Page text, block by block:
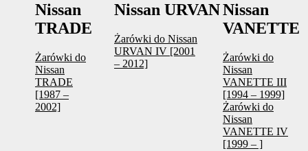
Nissan
TRADE
Żarówki do
Nissan
TRADE
[1987 –
2002]
Nissan URVAN
Żarówki do Nissan
URVAN IV [2001
– 2012]
Nissan
VANETTE
Żarówki do
Nissan
VANETTE III
[1994 – 1999]
Żarówki do
Nissan
VANETTE IV
[1999 – ]